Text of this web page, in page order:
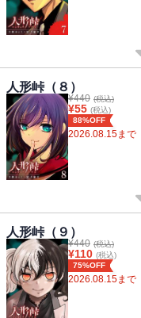
人形峠（８）
¥440 (税込)
¥55 (税込)
88%OFF
2026.08.15まで
人形峠（９）
¥440 (税込)
¥110 (税込)
75%OFF
2026.08.15まで